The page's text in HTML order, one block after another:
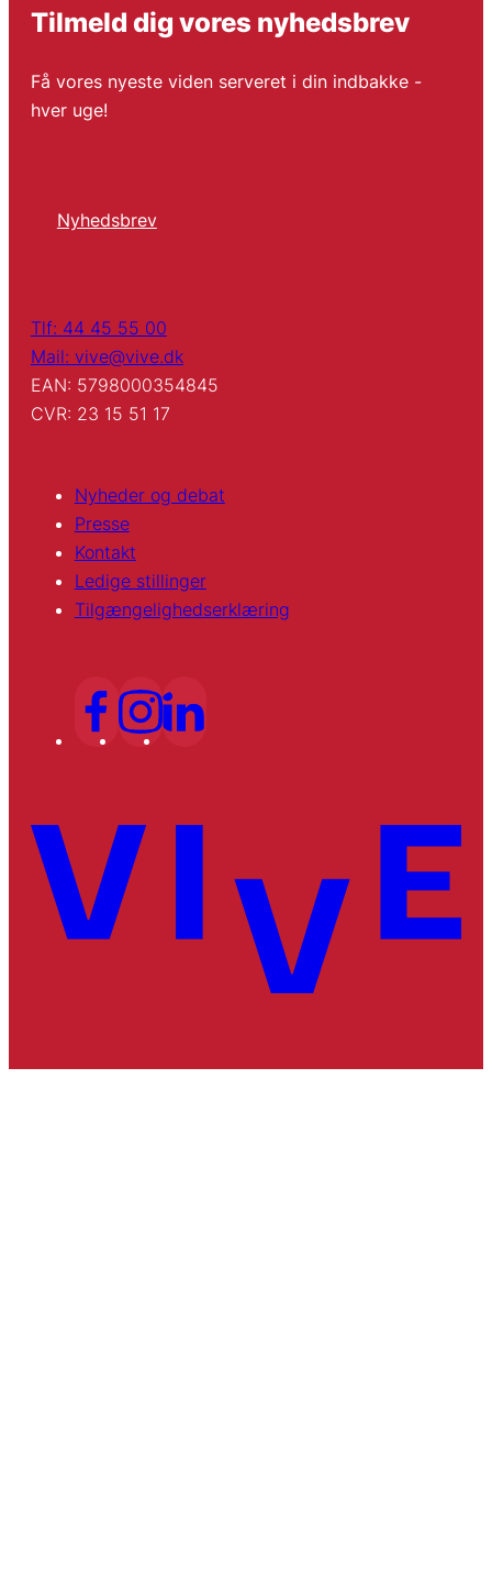
Tilmeld dig vores nyhedsbrev
Få vores nyeste viden serveret i din indbakke -
hver uge!
Nyhedsbrev
Tlf: 44 45 55 00
Mail: vive@vive.dk
EAN: 5798000354845
CVR: 23 15 51 17
Nyheder og debat
Presse
Kontakt
Ledige stillinger
Tilgængelighedserklæring